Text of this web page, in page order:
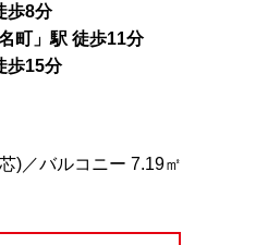
歩8分
町」駅 徒歩11分
歩15分
)／バルコニー 7.19㎡